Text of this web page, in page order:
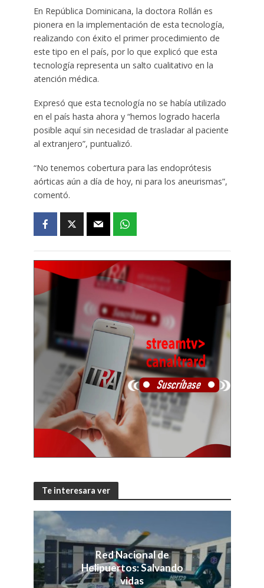
En República Dominicana, la doctora Rollán es
pionera en la implementación de esta tecnología,
realizando con éxito el primer procedimiento de
este tipo en el país, por lo que explicó que esta
tecnología representa un salto cualitativo en la
atención médica.
Expresó que esta tecnología no se había utilizado
en el país hasta ahora y “hemos logrado hacerla
posible aquí sin necesidad de trasladar al paciente
al extranjero”, puntualizó.
“No tenemos cobertura para las endoprótesis
aórticas aún a día de hoy, ni para los aneurismas”,
comentó.
Te interesara ver
Red Nacional de
Helipuertos: Salvando
vidas